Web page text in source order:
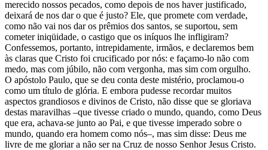
merecido nossos pecados, como depois de nos haver justificado,
deixará de nos dar o que é justo? Ele, que promete com verdade,
como não vai nos dar os prêmios dos santos, se suportou, sem
cometer iniqüidade, o castigo que os iníquos lhe infligiram?
Confessemos, portanto, intrepidamente, irmãos, e declaremos bem
às claras que Cristo foi crucificado por nós: e façamo-lo não com
medo, mas com júbilo, não com vergonha, mas sim com orgulho.
O apóstolo Paulo, que se deu conta deste mistério, proclamou-o
como um título de glória. E embora pudesse recordar muitos
aspectos grandiosos e divinos de Cristo, não disse que se gloriava
destas maravilhas –que tivesse criado o mundo, quando, como Deus
que era, achava-se junto ao Pai, e que tivesse imperado sobre o
mundo, quando era homem como nós–, mas sim disse: Deus me
livre de me gloriar a não ser na Cruz de nosso Senhor Jesus Cristo.